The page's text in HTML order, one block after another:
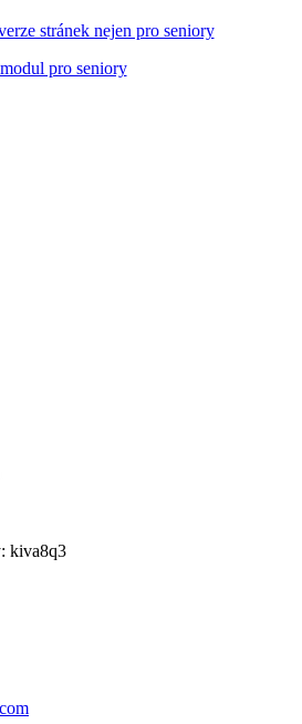
stránek nejen pro seniory
kiva8q3